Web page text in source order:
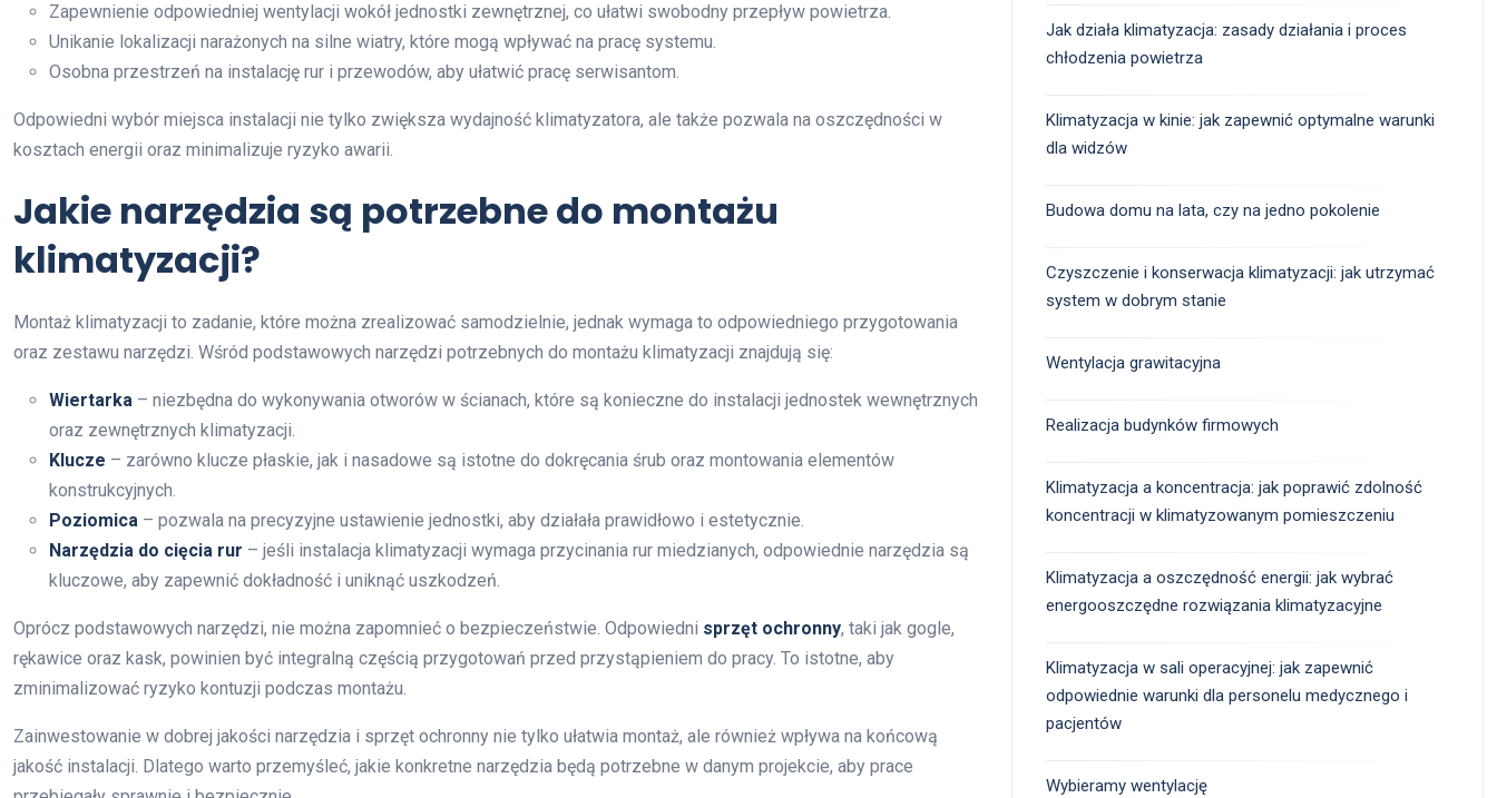
Zapewnienie odpowiedniej wentylacji wokół jednostki zewnętrznej, co ułatwi swobodny przepływ powietrza.
Unikanie lokalizacji narażonych na silne wiatry, które mogą wpływać na pracę systemu.
Osobna przestrzeń na instalację rur i przewodów, aby ułatwić pracę serwisantom.
Odpowiedni wybór miejsca instalacji nie tylko zwiększa wydajność klimatyzatora, ale także pozwala na oszczędności w
kosztach energii oraz minimalizuje ryzyko awarii.
Jakie narzędzia są potrzebne do montażu
klimatyzacji?
Montaż klimatyzacji to zadanie, które można zrealizować samodzielnie, jednak wymaga to odpowiedniego przygotowania
oraz zestawu narzędzi. Wśród podstawowych narzędzi potrzebnych do montażu klimatyzacji znajdują się:
Wiertarka – niezbędna do wykonywania otworów w ścianach, które są konieczne do instalacji jednostek wewnętrznych
oraz zewnętrznych klimatyzacji.
Klucze – zarówno klucze płaskie, jak i nasadowe są istotne do dokręcania śrub oraz montowania elementów
konstrukcyjnych.
Poziomica – pozwala na precyzyjne ustawienie jednostki, aby działała prawidłowo i estetycznie.
Narzędzia do cięcia rur – jeśli instalacja klimatyzacji wymaga przycinania rur miedzianych, odpowiednie narzędzia są
kluczowe, aby zapewnić dokładność i uniknąć uszkodzeń.
Oprócz podstawowych narzędzi, nie można zapomnieć o bezpieczeństwie. Odpowiedni sprzęt ochronny, taki jak gogle,
rękawice oraz kask, powinien być integralną częścią przygotowań przed przystąpieniem do pracy. To istotne, aby
zminimalizować ryzyko kontuzji podczas montażu.
Zainwestowanie w dobrej jakości narzędzia i sprzęt ochronny nie tylko ułatwia montaż, ale również wpływa na końcową
jakość instalacji. Dlatego warto przemyśleć, jakie konkretne narzędzia będą potrzebne w danym projekcie, aby prace
Jak działa klimatyzacja: zasady działania i proces
chłodzenia powietrza
Klimatyzacja w kinie: jak zapewnić optymalne warunki
dla widzów
Budowa domu na lata, czy na jedno pokolenie
Czyszczenie i konserwacja klimatyzacji: jak utrzymać
system w dobrym stanie
Wentylacja grawitacyjna
Realizacja budynków firmowych
Klimatyzacja a koncentracja: jak poprawić zdolność
koncentracji w klimatyzowanym pomieszczeniu
Klimatyzacja a oszczędność energii: jak wybrać
energooszczędne rozwiązania klimatyzacyjne
Klimatyzacja w sali operacyjnej: jak zapewnić
odpowiednie warunki dla personelu medycznego i
pacjentów
Wybieramy wentylację